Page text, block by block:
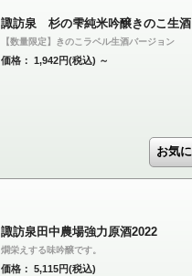
諏訪泉 杉の雫純米吟醸きのこ生酒
【数量限定】きのこラベル生酒バージョン
価格： 1,942円(税込) ～
諏訪泉田中農場強力原酒2022
燗栄えする味吟醸です。
価格： 5,115円(税込)